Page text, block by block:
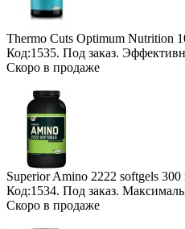
Thermo Cuts Optimum Nutrition
Код:1535. Под заказ.
Скоро в продаже
Superior Amino 2222 softgels 300
Код:1534. Под заказ.
Скоро в продаже